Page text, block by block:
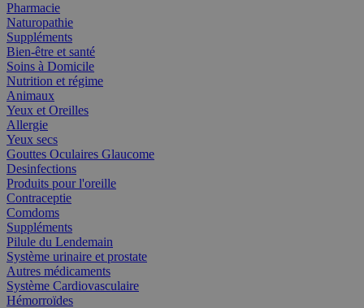
Pharmacie
Naturopathie
Suppléments
Bien-être et santé
Soins à Domicile
Nutrition et régime
Animaux
Yeux et Oreilles
Allergie
Yeux secs
Gouttes Oculaires Glaucome
Desinfections
Produits pour l'oreille
Contraceptie
Comdoms
Suppléments
Pilule du Lendemain
Système urinaire et prostate
Autres médicaments
Système Cardiovasculaire
Hémorroïdes